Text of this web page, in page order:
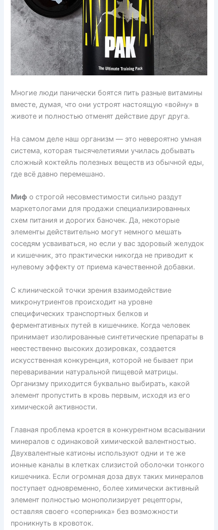
Многие люди панически боятся пить разные витамины
вместе, думая, что они устроят настоящую «войну» в
животе и полностью отменят действие друг друга.
На самом деле наш организм — это невероятно умная
система, которая тысячелетиями училась добывать
сложный коктейль полезных веществ из обычной еды,
где всё давно перемешано.
Миф о строгой несовместимости сильно раздут
маркетологами для продажи специализированных
схем питания и дорогих баночек. Да, некоторые
элементы действительно могут немного мешать
соседям усваиваться, но если у вас здоровый желудок
и кишечник, это практически никогда не приводит к
нулевому эффекту от приема качественной добавки.
С клинической точки зрения взаимодействие
микронутриентов происходит на уровне
специфических транспортных белков и
ферментативных путей в кишечнике. Когда человек
принимает изолированные синтетические препараты в
неестественно высоких дозировках, создается
искусственная конкуренция, которой не бывает при
переваривании натуральной пищевой матрицы.
Организму приходится буквально выбирать, какой
элемент пропустить в кровь первым, исходя из его
химической активности.
Главная проблема кроется в конкурентном всасывании
минералов с одинаковой химической валентностью.
Двухвалентные катионы используют одни и те же
ионные каналы в клетках слизистой оболочки тонкого
кишечника. Если огромная доза двух таких минералов
поступает одновременно, более химически активный
элемент полностью монополизирует рецепторы,
оставляя своего «соперника» без возможности
проникнуть в кровоток.